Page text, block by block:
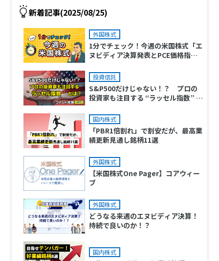
新着記事(2025/08/25)
外国株式
1分でチェック！今週の米国株式「エ
ヌビディア決算発表とPCE価格指数
投資信託
S&P500だけじゃない！？ プロの
投資家も注目する “ラッセル指数” と
国内株式
「PBR1倍割れ」で割安だが、最高業
績更新見通し銘柄11選
外国株式
【米国株式One Pager】コアウィー
ブ
外国株式
どうなる来週のエヌビディア決算！
持続で良いのか！？
国内株式